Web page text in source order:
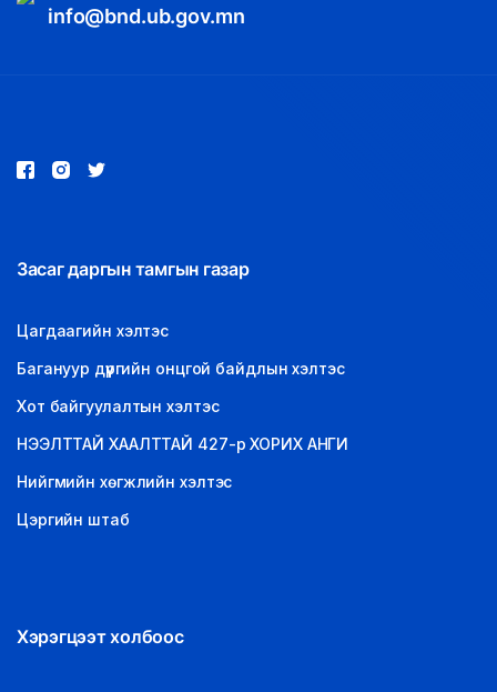
info@bnd.ub.gov.mn
Засаг даргын тамгын газар
Цагдаагийн хэлтэс
Багануур дүүргийн онцгой байдлын хэлтэс
Хот байгуулалтын хэлтэс
НЭЭЛТТАЙ ХААЛТТАЙ 427-р ХОРИХ АНГИ
Нийгмийн хөгжлийн хэлтэс
Цэргийн штаб
Хэрэгцээт холбоос